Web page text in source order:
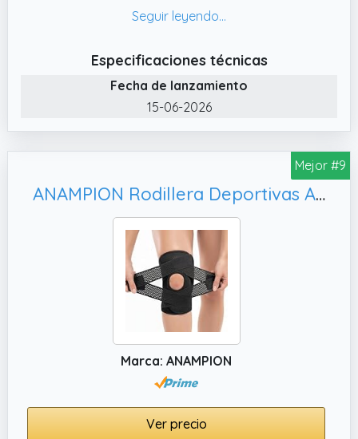
✔️ ALMOHADILLAS DE GEL: Equipada con
esta rodillera deportiva reduce la presión y
alivia el dolor. Esta rodillera trabajo dispone
de tiras de silicona antideslizantes y tela de
incomodidad y vuelve a moverte sin
restricciones!
✔️ VERSATILIDAD SIN LÍMITES: Ideal para
personas que necesitan aliviar cualquier
esfuerzo deportivo, nuestra rodillera menisco
ligamento es perfecta tanto para correr
como para andar en bicicleta, ayudando a
prevenir lesiones y proporcionando soporte
durante la actividad física ¡Obtén un soporte
confiable y disfruta de una vida activa!
✔️ DISEÑO PREMIUM: La rodillera menisco y
ligamento cuenta con estabilizadores
laterales que ofrecen mayor seguridad y
Especificaciones técnicas
Fecha de lanzamiento
15-06-2026
Mejor #9
ANAMPION Rodillera Deportivas Ajustable Rodilleras Menisco y Ligamentos con Estabilizadores Laterales y Almohadillas de Rótula para Dolor de Artritis,Para Hombres y Mujeres
Marca: ANAMPION
Ver precio